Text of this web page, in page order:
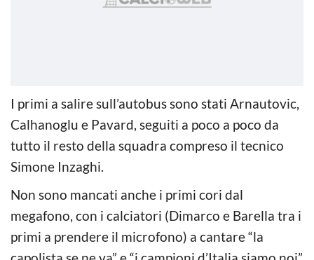
I primi a salire sull’autobus sono stati Arnautovic,
Calhanoglu e Pavard, seguiti a poco a poco da
tutto il resto della squadra compreso il tecnico
Simone Inzaghi.
Non sono mancati anche i primi cori dal
megafono, con i calciatori (Dimarco e Barella tra i
primi a prendere il microfono) a cantare “la